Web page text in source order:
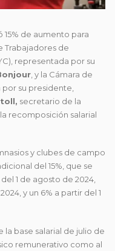
de aumento para
Trabajadores de
representada por su
, y la Cámara de
su presidente,
secretario de la
recomposición salarial
y clubes de campo
del 15%, que se
1 de agosto de 2024,
y un 6% a partir del 1
la base salarial de julio de
remunerativo como al